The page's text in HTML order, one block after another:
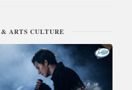
ARTS CULTURE